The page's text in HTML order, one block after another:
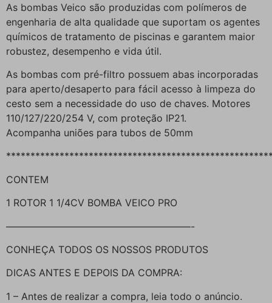
As bombas Veico são produzidas com polímeros de
engenharia de alta qualidade que suportam os agentes
químicos de tratamento de piscinas e garantem maior
robustez, desempenho e vida útil.
As bombas com pré-filtro possuem abas incorporadas
para aperto/desaperto para fácil acesso à limpeza do
cesto sem a necessidade do uso de chaves. Motores
110/127/220/254 V, com proteção IP21.
Acompanha uniões para tubos de 50mm
CONTEM
1 ROTOR 1 1/4CV BOMBA VEICO PRO
———————————————————-
CONHEÇA TODOS OS NOSSOS PRODUTOS
DICAS ANTES E DEPOIS DA COMPRA:
1 – Antes de realizar a compra, leia todo o anúncio.